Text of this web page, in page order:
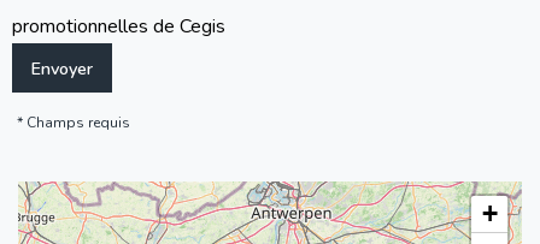
Champs requis
promotionnelles de Cegis
+